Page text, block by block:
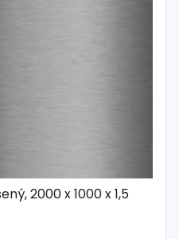
2000 x 1000 x 1,5